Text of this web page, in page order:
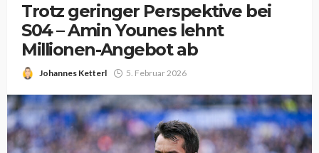
Trotz geringer Perspektive bei
S04 – Amin Younes lehnt
Millionen-Angebot ab
Johannes Ketterl 5. Februar 2026